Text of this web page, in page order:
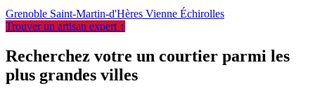
Grenoble Saint-Martin-d'Hères Vienne Échirolles
Trouver un artisan expert ↑
Recherchez votre un courtier parmi les
plus grandes villes